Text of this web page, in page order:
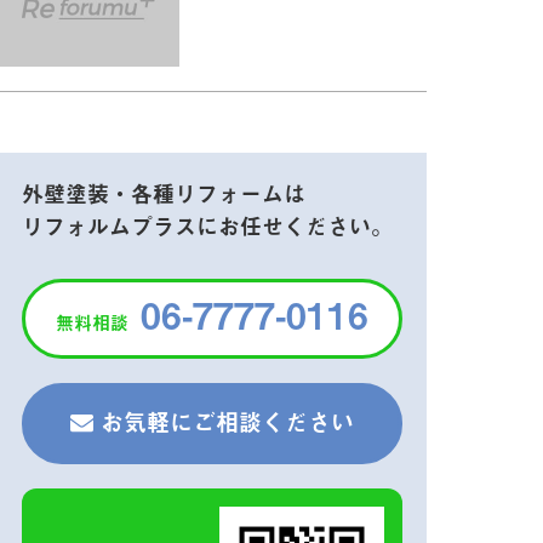
外壁塗装・各種リフォームは
リフォルムプラスにお任せください。
無料相談 06-7777-0116
お気軽にご相談ください